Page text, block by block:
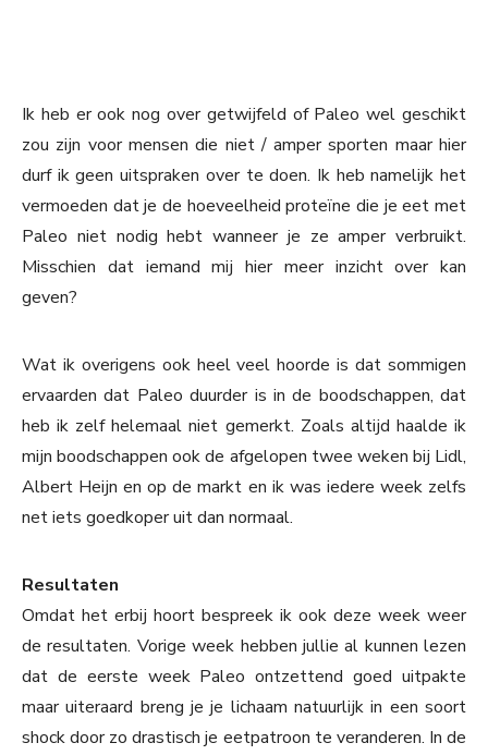
Ik heb er ook nog over getwijfeld of Paleo wel geschikt
zou zijn voor mensen die niet / amper sporten maar hier
durf ik geen uitspraken over te doen. Ik heb namelijk het
vermoeden dat je de hoeveelheid proteïne die je eet met
Paleo niet nodig hebt wanneer je ze amper verbruikt.
Misschien dat iemand mij hier meer inzicht over kan
geven?
Wat ik overigens ook heel veel hoorde is dat sommigen
ervaarden dat Paleo duurder is in de boodschappen, dat
heb ik zelf helemaal niet gemerkt. Zoals altijd haalde ik
mijn boodschappen ook de afgelopen twee weken bij Lidl,
Albert Heijn en op de markt en ik was iedere week zelfs
net iets goedkoper uit dan normaal.
Resultaten
Omdat het erbij hoort bespreek ik ook deze week weer
de resultaten. Vorige week hebben jullie al kunnen lezen
dat de eerste week Paleo ontzettend goed uitpakte
maar uiteraard breng je je lichaam natuurlijk in een soort
shock door zo drastisch je eetpatroon te veranderen. In de